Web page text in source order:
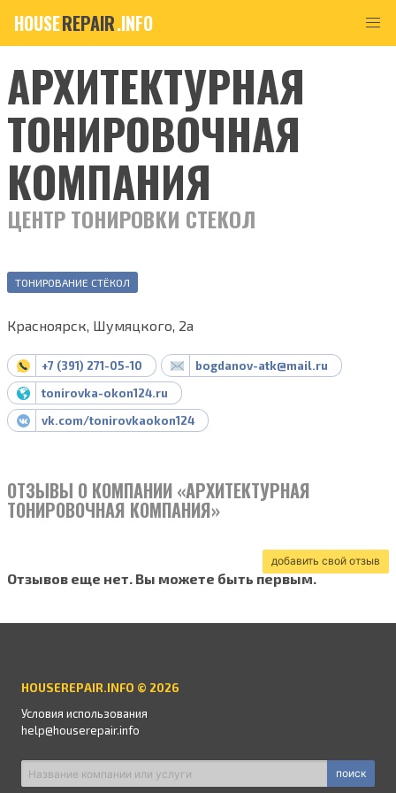
HOUSEREPAIR.INFO
АРХИТЕКТУРНАЯ
ТОНИРОВОЧНАЯ
КОМПАНИЯ
ЦЕНТР ТОНИРОВКИ СТЕКОЛ
ТОНИРОВАНИЕ СТЁКОЛ
Красноярск, Шумяцкого, 2а
+7 (391) 271-05-10
bogdanov-atk@mail.ru
tonirovka-okon124.ru
vk.com/tonirovkaokon124
ОТЗЫВЫ О КОМПАНИИ «АРХИТЕКТУРНАЯ
ТОНИРОВОЧНАЯ КОМПАНИЯ»
добавить свой отзыв
Отзывов еще нет. Вы можете быть первым.
HOUSEREPAIR.INFO © 2026
Условия использования
help@houserepair.info
поиск